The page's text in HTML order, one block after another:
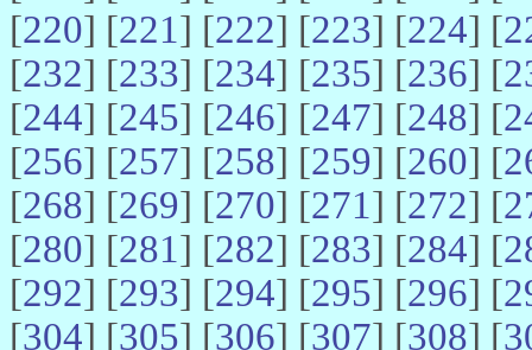
[220] [221] [222] [223] [224] [
[232] [233] [234] [235] [236] [
[244] [245] [246] [247] [248] [
[256] [257] [258] [259] [260] [
[268] [269] [270] [271] [272] [
[280] [281] [282] [283] [284] [
[292] [293] [294] [295] [296] [
[304] [305] [306] [307] [308] [